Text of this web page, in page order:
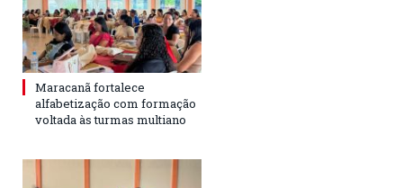
Maracanã fortalece
alfabetização com formação
voltada às turmas multiano